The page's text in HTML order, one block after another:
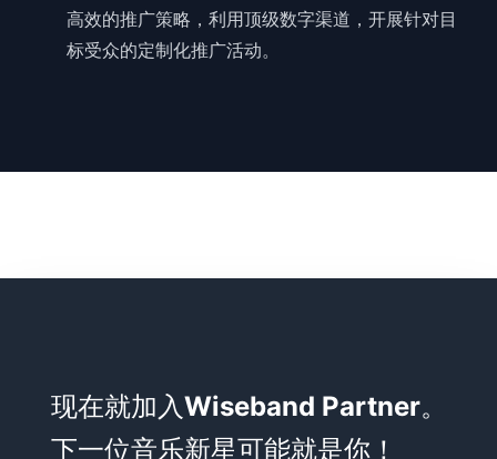
高效的推广策略，利用顶级数字渠道，开展针对目
标受众的定制化推广活动。
现在就加入Wiseband Partner。
下一位音乐新星可能就是你！